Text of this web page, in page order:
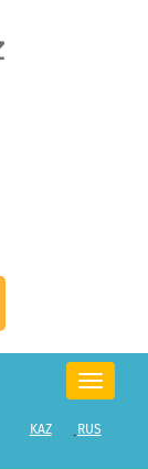
Toggle
navigation
KAZ RUS